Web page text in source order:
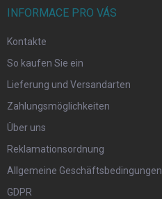
INFORMACE PRO VÁS
Kontakte
So kaufen Sie ein
Lieferung und Versandarten
Zahlungsmöglichkeiten
Über uns
Reklamationsordnung
Allgemeine Geschäftsbedingungen
GDPR